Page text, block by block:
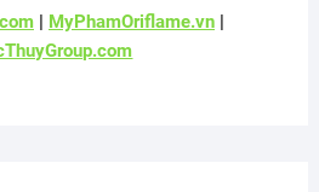
| MyPhamOriflame.vn|